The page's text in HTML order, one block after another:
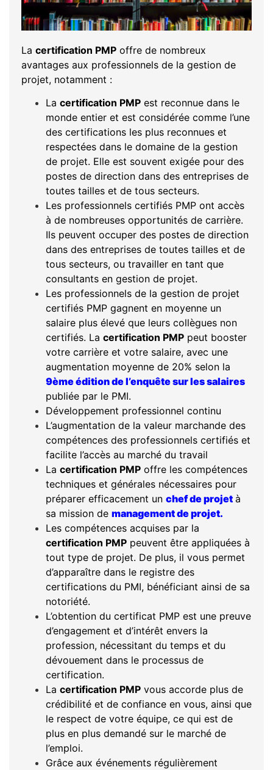
La certification PMP offre de nombreux
avantages aux professionnels de la gestion de
projet, notamment :
La certification PMP est reconnue dans le
monde entier et est considérée comme l’une
des certifications les plus reconnues et
respectées dans le domaine de la gestion
de projet. Elle est souvent exigée pour des
postes de direction dans des entreprises de
toutes tailles et de tous secteurs.
Les professionnels certifiés PMP ont accès
à de nombreuses opportunités de carrière.
Ils peuvent occuper des postes de direction
dans des entreprises de toutes tailles et de
tous secteurs, ou travailler en tant que
consultants en gestion de projet.
Les professionnels de la gestion de projet
certifiés PMP gagnent en moyenne un
salaire plus élevé que leurs collègues non
certifiés. La certification PMP peut booster
votre carrière et votre salaire, avec une
augmentation moyenne de 20% selon la
9ème édition de l’enquête sur les salaires
publiée par le PMI.
Développement professionnel continu
L’augmentation de la valeur marchande des
compétences des professionnels certifiés et
facilite l’accès au marché du travail
La certification PMP offre les compétences
techniques et générales nécessaires pour
préparer efficacement un chef de projet à
sa mission de management de projet.
Les compétences acquises par la
certification PMP peuvent être appliquées à
tout type de projet. De plus, il vous permet
d’apparaître dans le registre des
certifications du PMI, bénéficiant ainsi de sa
notoriété.
L’obtention du certificat PMP est une preuve
d’engagement et d’intérêt envers la
profession, nécessitant du temps et du
dévouement dans le processus de
certification.
La certification PMP vous accorde plus de
crédibilité et de confiance en vous, ainsi que
le respect de votre équipe, ce qui est de
plus en plus demandé sur le marché de
l’emploi.
Grâce aux événements régulièrement